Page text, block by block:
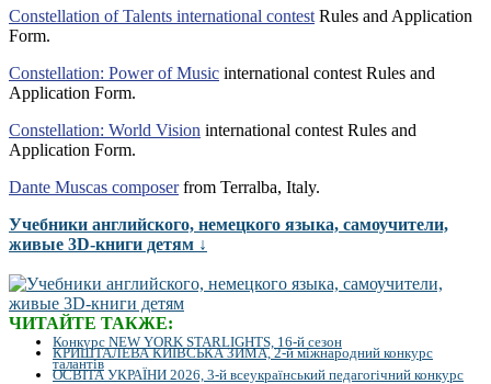
Constellation of Talents international contest Rules and Application
Form.
Constellation: Power of Music international contest Rules and
Application Form.
Constellation: World Vision international contest Rules and
Application Form.
Dante Muscas composerfrom Terralba, Italy.
Учебники английского, немецкого языка, самоучители,
живые 3D-книги детям ↓
ЧИТАЙТЕ ТАКЖЕ:
Конкурс NEW YORK STARLIGHTS, 16-й сезон
КРИШТАЛЕВА КИЇВСЬКА ЗИМА, 2-й міжнародний конкурс
талантів
ОСВІТА УКРАЇНИ 2026, 3-й всеукраїнський педагогічний конкурс